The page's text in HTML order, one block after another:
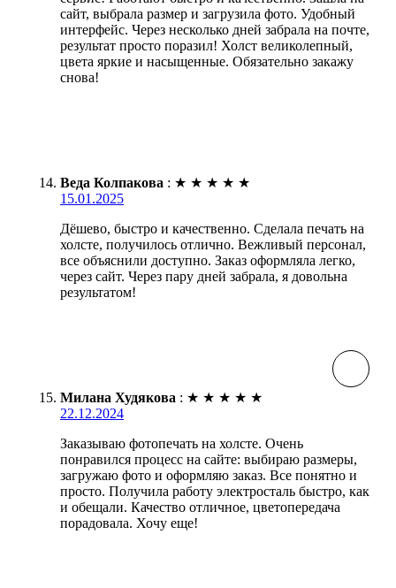
сайт, выбрала размер и загрузила фото. Удобный
интерфейс. Через несколько дней забрала на почте,
результат просто поразил! Холст великолепный,
цвета яркие и насыщенные. Обязательно закажу
снова!
Веда Колпакова : ★ ★ ★ ★ ★
15.01.2025
Дёшево, быстро и качественно. Сделала печать на
холсте, получилось отлично. Вежливый персонал,
все объяснили доступно. Заказ оформляла легко,
через сайт. Через пару дней забрала, я довольна
результатом!
Милана Худякова : ★ ★ ★ ★ ★
22.12.2024
Заказываю фотопечать на холсте. Очень
понравился процесс на сайте: выбираю размеры,
загружаю фото и оформляю заказ. Все понятно и
просто. Получила работу электросталь быстро, как
и обещали. Качество отличное, цветопередача
порадовала. Хочу еще!